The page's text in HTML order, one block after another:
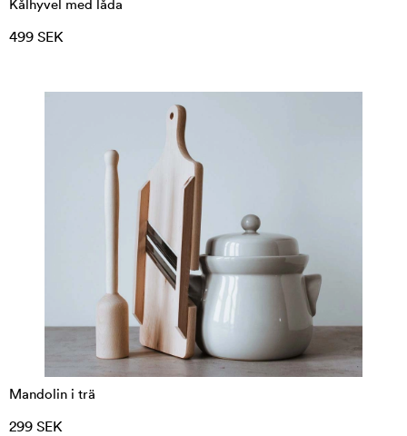
Kålhyvel med låda
499 SEK
Mandolin i trä
299 SEK